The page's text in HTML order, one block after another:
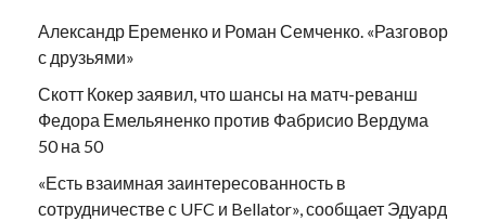
Александр Еременко и Роман Семченко. «Разговор
с друзьями»
Скотт Кокер заявил, что шансы на матч-реванш
Федора Емельяненко против Фабрисио Вердума
50 на 50
«Есть взаимная заинтересованность в
сотрудничестве с UFC и Bellator», сообщает Эдуард